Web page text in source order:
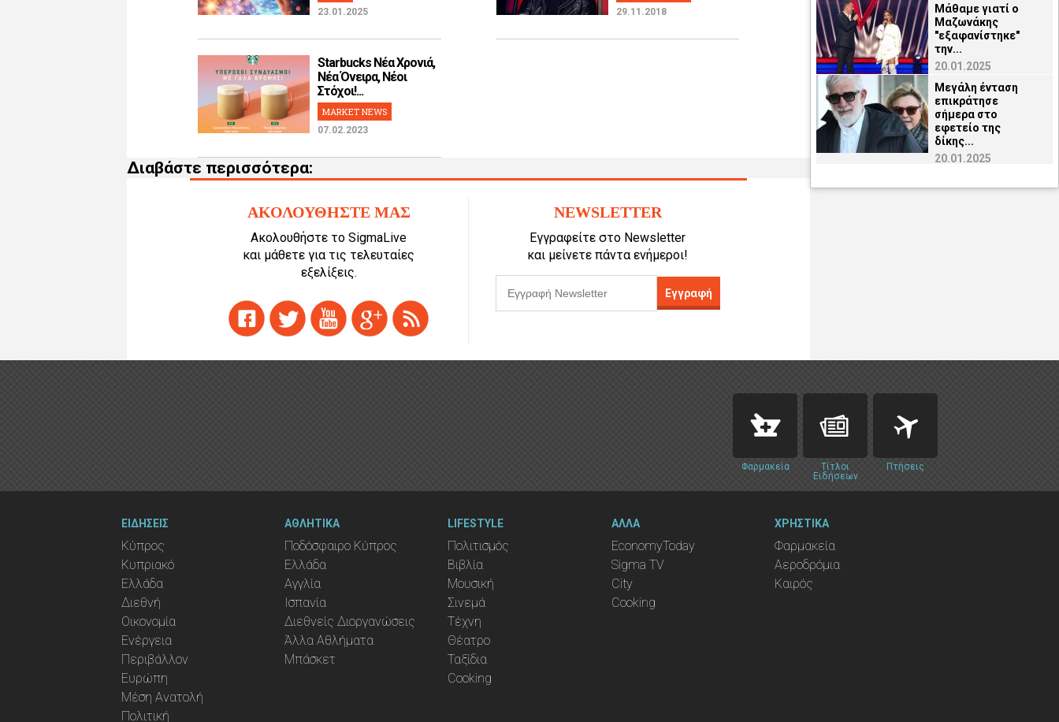
23.01.2025 29.11.2018
Starbucks Νέα Χρονιά,
Νέα Όνειρα, Νέοι
Στόχοι!...
MARKET NEWS
07.02.2023
Διαβάστε περισσότερα:
ΑΚΟΛΟΥΘΗΣΤΕ ΜΑΣ
Ακολουθήστε το SigmaLive
και μάθετε για τις τελευταίες
εξελίξεις.
NEWSLETTER
Εγγραφείτε στο Newsletter
και μείνετε πάντα ενήμεροι!
Εγγραφή
Μάθαμε γιατί ο
Μαζωνάκης
"εξαφανίστηκε"
την...
20.01.2025
Μεγάλη ένταση
επικράτησε
σήμερα στο
εφετείο της
δίκης...
20.01.2025
Φαρμακεία
Τίτλοι
Ειδήσεων
Πτήσεις
ΕΙΔΗΣΕΙΣ
Κύπρος
Κυπριακό
Ελλάδα
Διεθνή
Οικονομία
Ενέργεια
Περιβάλλον
Ευρώπη
Μέση Ανατολή
Πολιτική
ΑΘΛΗΤΙΚΑ
Ποδόσφαιρο Κύπρος
Ελλάδα
Αγγλία
Ισπανία
Διεθνείς Διοργανώσεις
Άλλα Αθλήματα
Μπάσκετ
LIFESTYLE
Πολιτισμός
Βιβλία
Μουσική
Σινεμά
Τέχνη
Θέατρο
Ταξίδια
Cooking
ΑΛΛΑ
EconomyToday
Sigma TV
City
Cooking
ΧΡΗΣΤΙΚΑ
Φαρμακεία
Αεροδρόμια
Καιρός